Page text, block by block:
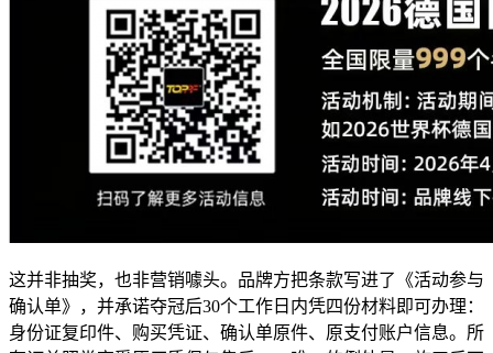
这并非抽奖，也非营销噱头。品牌方把条款写进了《活动参与
确认单》，并承诺夺冠后30个工作日内凭四份材料即可办理：
身份证复印件、购买凭证、确认单原件、原支付账户信息。所